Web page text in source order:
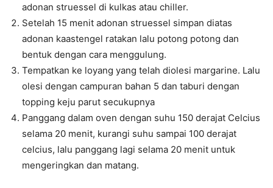
adonan struessel di kulkas atau chiller.
Setelah 15 menit adonan struessel simpan diatas
adonan kaastengel ratakan lalu potong potong dan
bentuk dengan cara menggulung.
Tempatkan ke loyang yang telah diolesi margarine. Lalu
olesi dengan campuran bahan 5 dan taburi dengan
topping keju parut secukupnya
Panggang dalam oven dengan suhu 150 derajat Celcius
selama 20 menit, kurangi suhu sampai 100 derajat
celcius, lalu panggang lagi selama 20 menit untuk
mengeringkan dan matang.